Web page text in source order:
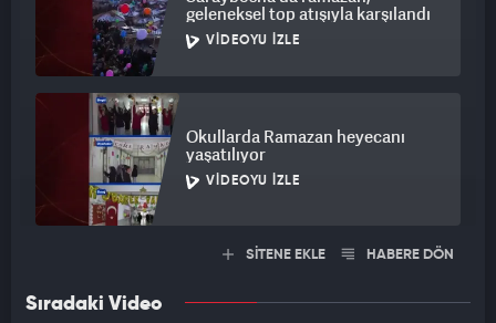
geleneksel top atışıyla karşılandı
VIDEOYU İZLE
Okullarda Ramazan heyecanı
yaşatılıyor
VIDEOYU İZLE
SİTENE EKLE HABERE DÖN
Sıradaki Video